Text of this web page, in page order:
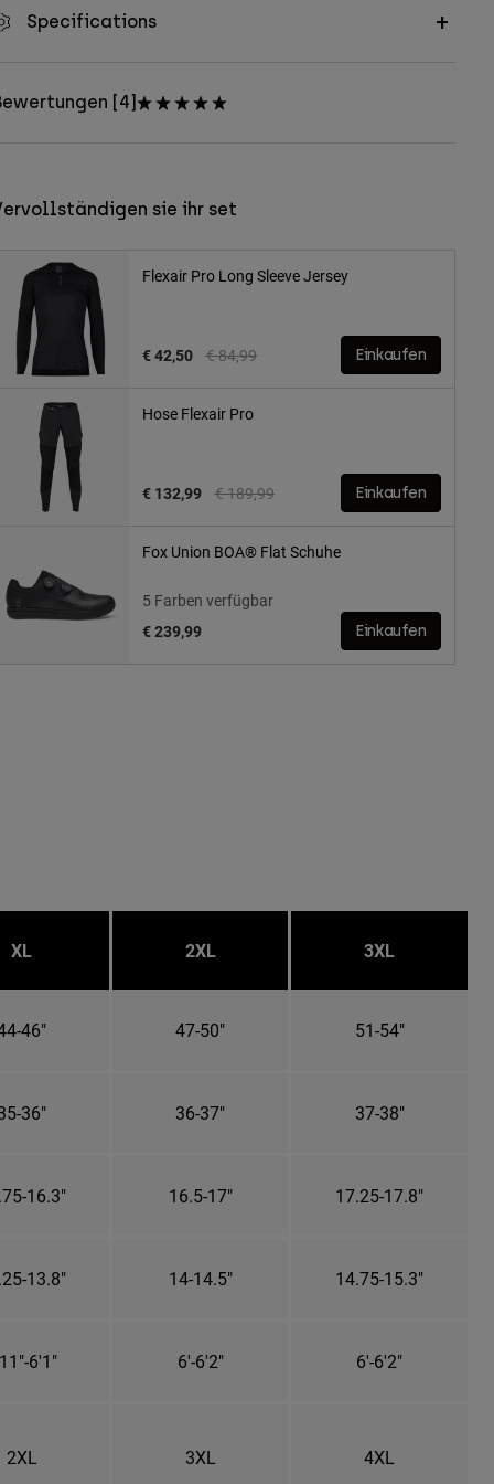
Specifications
[4]
sie ihr set
Flexair Pro Long Sleeve Jersey
Price reduced from
€ 84,99to
€ 42,50 Einkaufen
Hose Flexair Pro
Price reduced from
€ 189,99to
€ 132,99 Einkaufen
Fox Union BOA® Flat Schuhe
5 Farben verfügbar
€ 239,99
Einkaufen
XL 2XL 3XL
46" 47-50" 51-54"
36" 36-37" 37-38"
16.3" 16.5-17" 17.25-17.8"
13.8" 14-14.5" 14.75-15.3"
6'1" 6'-6'2" 6'-6'2"
2XL 3XL 4XL